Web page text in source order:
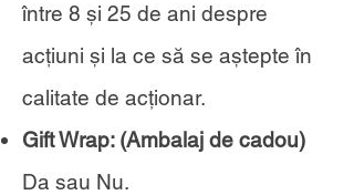
între 8 și 25 de ani despre
acțiuni și la ce să se aștepte în
calitate de acționar.
Gift Wrap: (Ambalaj de cadou)
Da sau Nu.